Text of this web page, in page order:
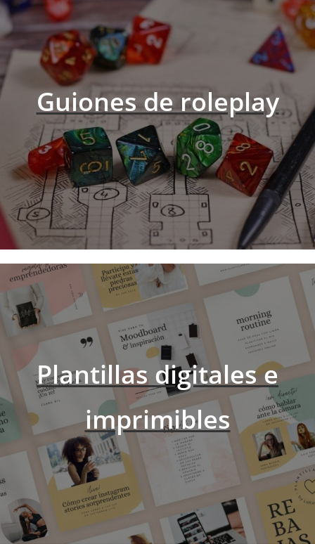
Guiones de roleplay
Plantillas digitalese
imprimibles